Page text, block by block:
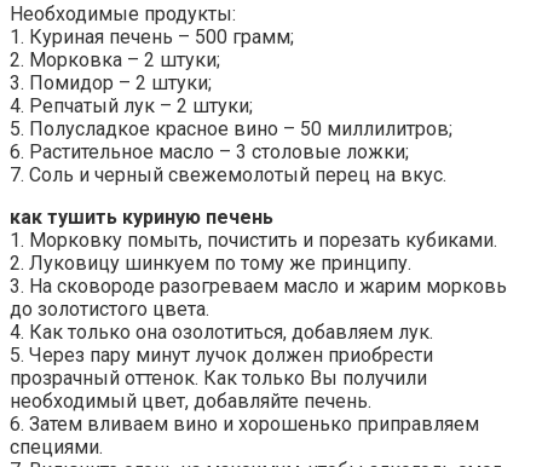
Необходимые продукты:
1. Куриная печень – 500 грамм;
2. Морковка – 2 штуки;
3. Помидор – 2 штуки;
4. Репчатый лук – 2 штуки;
5. Полусладкое красное вино – 50 миллилитров;
6. Растительное масло – 3 столовые ложки;
7. Соль и черный свежемолотый перец на вкус.
как тушить куриную печень
1. Морковку помыть, почистить и порезать кубиками.
2. Луковицу шинкуем по тому же принципу.
3. На сковороде разогреваем масло и жарим морковь
до золотистого цвета.
4. Как только она озолотиться, добавляем лук.
5. Через пару минут лучок должен приобрести
прозрачный оттенок. Как только Вы получили
необходимый цвет, добавляйте печень.
6. Затем вливаем вино и хорошенько приправляем
специями.